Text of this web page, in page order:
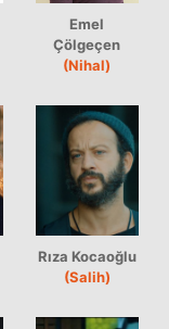
Emel
Çölgeçen
(Nihal)
Rıza Kocaoğlu
(Salih)